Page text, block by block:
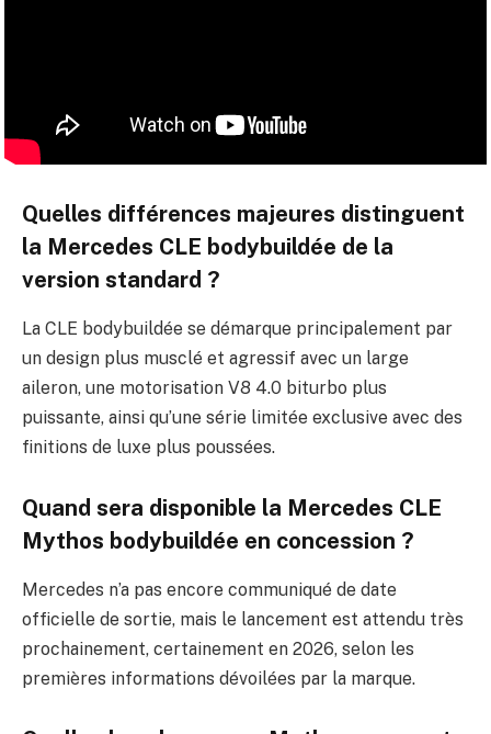
Quelles différences majeures distinguent
la Mercedes CLE bodybuildée de la
version standard ?
La CLE bodybuildée se démarque principalement par
un design plus musclé et agressif avec un large
aileron, une motorisation V8 4.0 biturbo plus
puissante, ainsi qu’une série limitée exclusive avec des
finitions de luxe plus poussées.
Quand sera disponible la Mercedes CLE
Mythos bodybuildée en concession ?
Mercedes n’a pas encore communiqué de date
officielle de sortie, mais le lancement est attendu très
prochainement, certainement en 2026, selon les
premières informations dévoilées par la marque.